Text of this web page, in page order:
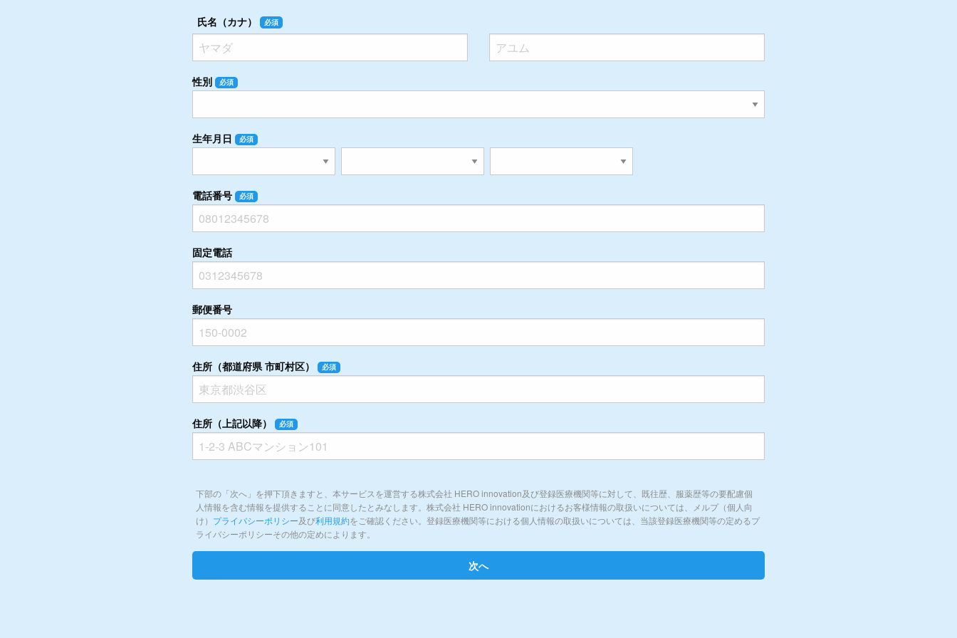
氏名（カナ） 必須
性別 必須
生年月日 必須
電話番号 必須
固定電話
郵便番号
住所（都道府県 市町村区） 必須
住所（上記以降） 必須
下部の「次へ」を押下頂きますと、本サービスを運営する株式会社 HERO innovation及び登録医療機関等に対して、既往歴、服薬歴等の要配慮個
人情報を含む情報を提供することに同意したとみなします。株式会社 HERO innovationにおけるお客様情報の取扱いについては、メルプ（個人向
け） プライバシーポリシー及び利用規約をご確認ください。登録医療機関等における個人情報の取扱いについては、当該登録医療機関等の定めるプ
ライバシーポリシーその他の定めによります。